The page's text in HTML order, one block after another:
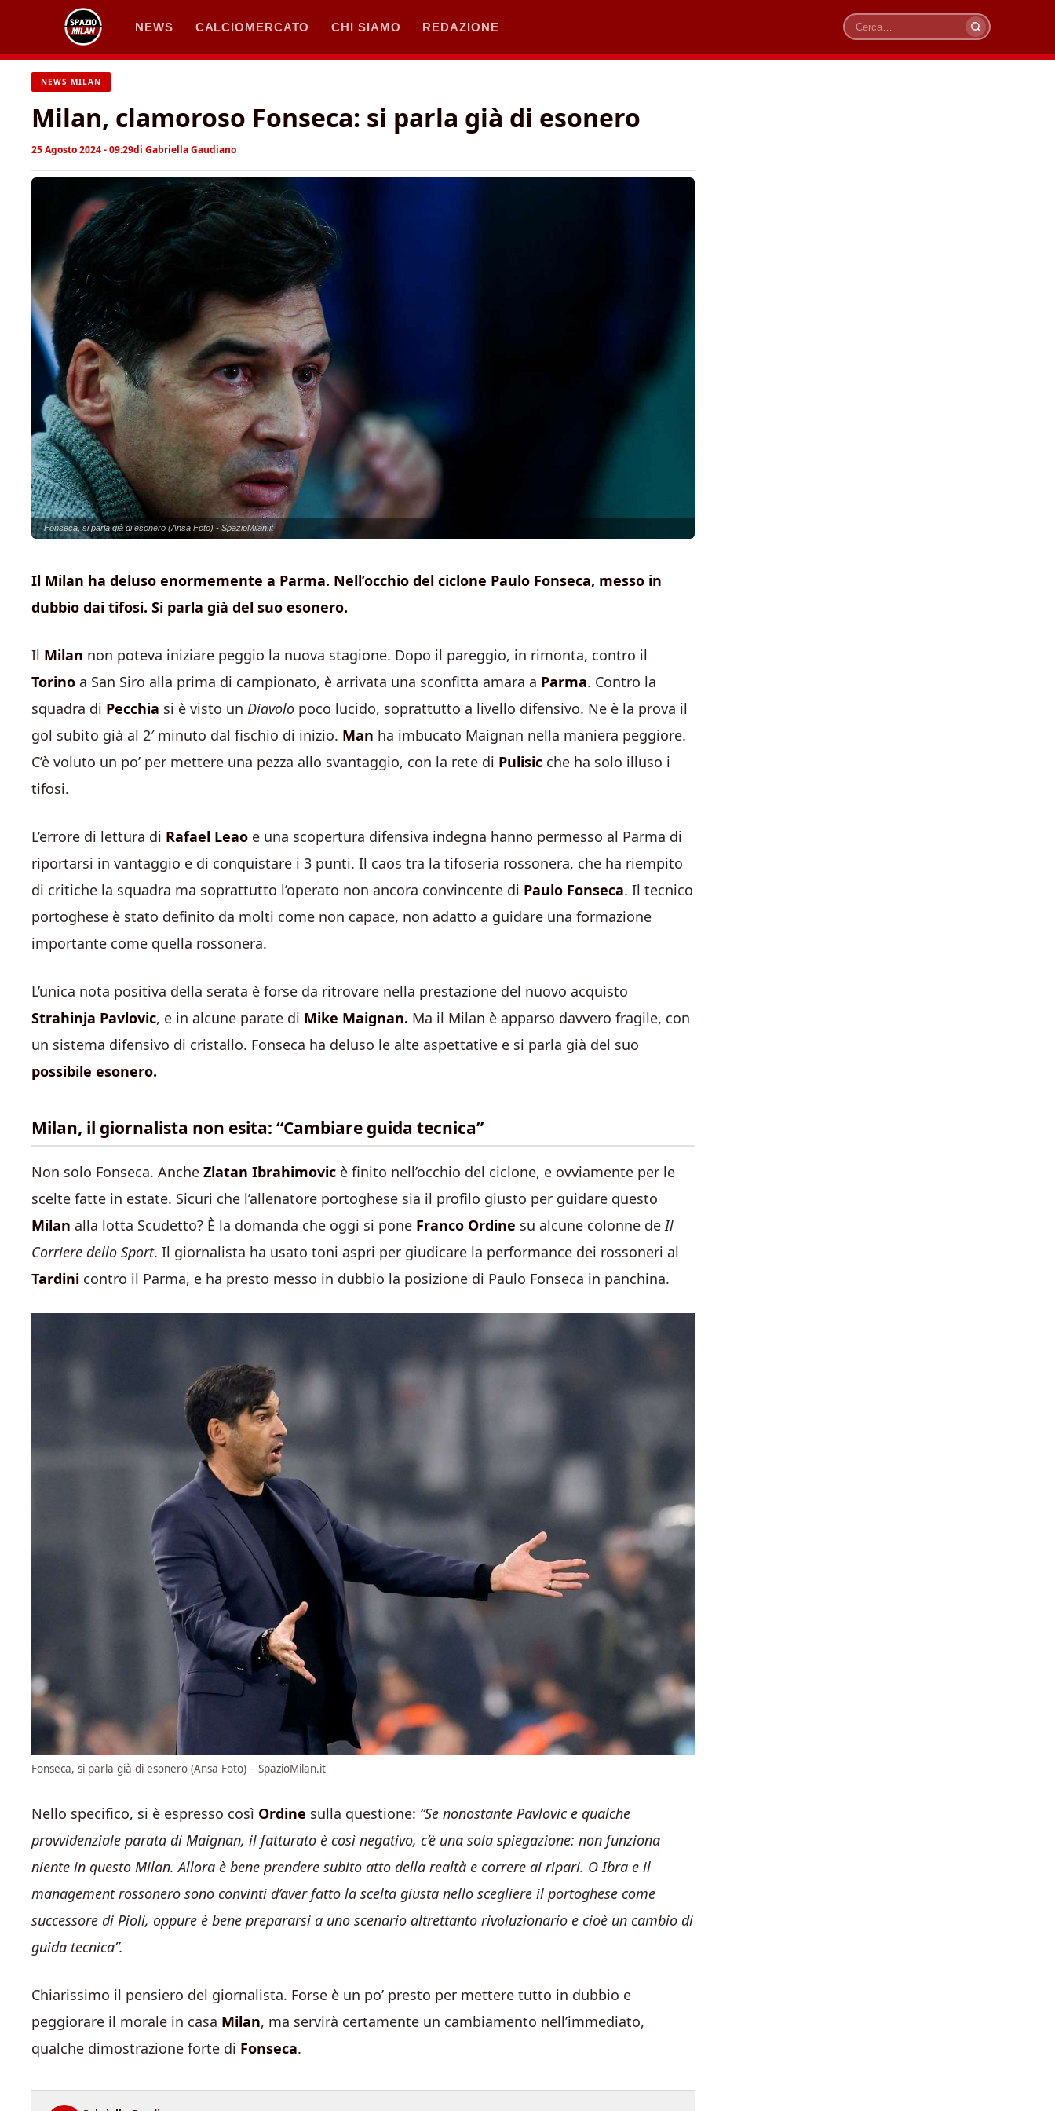
contenuto
NEWS CALCIOMERCATO CHI SIAMO REDAZIONE
Cerca
NEWS MILAN
Milan, clamoroso Fonseca: si parla già di esonero
25 Agosto 2024 - 09:29di Gabriella Gaudiano
Fonseca, si parla già di esonero (Ansa Foto) - SpazioMilan.it
Il Milan ha deluso enormemente a Parma. Nell’occhio del ciclone Paulo Fonseca, messo in
dubbio dai tifosi. Si parla già del suo esonero.
Il Milan non poteva iniziare peggio la nuova stagione. Dopo il pareggio, in rimonta, contro il
Torino a San Siro alla prima di campionato, è arrivata una sconfitta amara a Parma. Contro la
squadra di Pecchia si è visto un Diavolo poco lucido, soprattutto a livello difensivo. Ne è la prova il
gol subito già al 2′ minuto dal fischio di inizio. Man ha imbucato Maignan nella maniera peggiore.
C’è voluto un po’ per mettere una pezza allo svantaggio, con la rete di Pulisic che ha solo illuso i
tifosi.
L’errore di lettura di Rafael Leao e una scopertura difensiva indegna hanno permesso al Parma di
riportarsi in vantaggio e di conquistare i 3 punti. Il caos tra la tifoseria rossonera, che ha riempito
di critiche la squadra ma soprattutto l’operato non ancora convincente di Paulo Fonseca. Il tecnico
portoghese è stato definito da molti come non capace, non adatto a guidare una formazione
importante come quella rossonera.
L’unica nota positiva della serata è forse da ritrovare nella prestazione del nuovo acquisto
Strahinja Pavlovic, e in alcune parate di Mike Maignan. Ma il Milan è apparso davvero fragile, con
un sistema difensivo di cristallo. Fonseca ha deluso le alte aspettative e si parla già del suo
possibile esonero.
Milan, il giornalista non esita: “Cambiare guida tecnica”
Non solo Fonseca. Anche Zlatan Ibrahimovic è finito nell’occhio del ciclone, e ovviamente per le
scelte fatte in estate. Sicuri che l’allenatore portoghese sia il profilo giusto per guidare questo
Milan alla lotta Scudetto? È la domanda che oggi si pone Franco Ordine su alcune colonne deIl
Corriere dello Sport. Il giornalista ha usato toni aspri per giudicare la performance dei rossoneri al
Tardini contro il Parma, e ha presto messo in dubbio la posizione di Paulo Fonseca in panchina.
Fonseca, si parla già di esonero (Ansa Foto) – SpazioMilan.it
Nello specifico, si è espresso così Ordine sulla questione: “Se nonostante Pavlovic e qualche
provvidenziale parata di Maignan, il fatturato è così negativo, c’è una sola spiegazione: non funziona
niente in questo Milan. Allora è bene prendere subito atto della realtà e correre ai ripari. O Ibra e il
management rossonero sono convinti d’aver fatto la scelta giusta nello scegliere il portoghese come
successore di Pioli, oppure è bene prepararsi a uno scenario altrettanto rivoluzionario e cioè un cambio di
guida tecnica”.
Chiarissimo il pensiero del giornalista. Forse è un po’ presto per mettere tutto in dubbio e
peggiorare il morale in casa Milan, ma servirà certamente un cambiamento nell’immediato,
qualche dimostrazione forte di Fonseca.